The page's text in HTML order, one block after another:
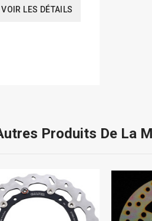
VOIR LES DÉTAILS
Produits De La